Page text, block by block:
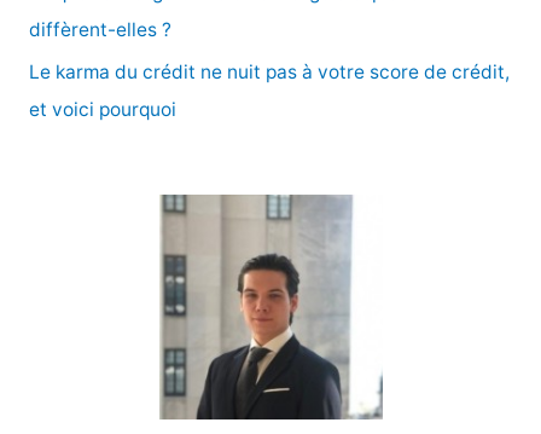
diffèrent-elles ?
Le karma du crédit ne nuit pas à votre score de crédit,
et voici pourquoi